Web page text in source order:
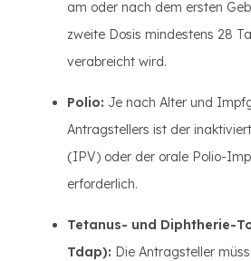
am oder nach dem ersten
zweite Dosis mindestens 28
verabreicht wird.
Polio: Je nach Alter und
Antragstellers ist der
(IPV) oder der orale Polio-
erforderlich.
Tetanus- und Diphtherie-
Tdap): Die Antragsteller